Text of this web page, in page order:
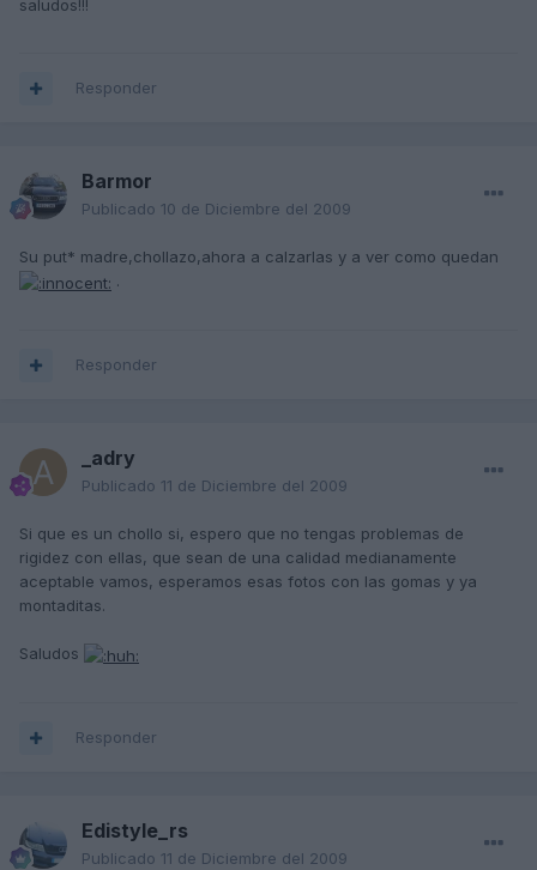
saludos!!!
Responder
Barmor
Publicado 10 de Diciembre del 2009
Su put* madre,chollazo,ahora a calzarlas y a ver como quedan
.
Responder
_adry
Publicado 11 de Diciembre del 2009
Si que es un chollo si, espero que no tengas problemas de
rigidez con ellas, que sean de una calidad medianamente
aceptable vamos, esperamos esas fotos con las gomas y ya
montaditas.
Saludos
Responder
Edistyle_rs
Publicado 11 de Diciembre del 2009